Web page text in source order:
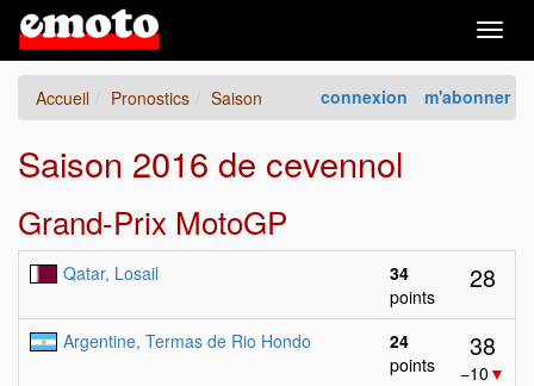
connexion m'abonner
Accueil Pronostics Saison
Saison 2016 de cevennol
Grand-Prix MotoGP
Qatar, Losail
34
points
28
Argentine, Termas de Rio Hondo
24
points
38
−10 ▼